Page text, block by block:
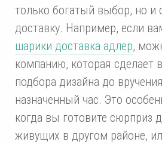
только богатый выбор, но и
доставку. Например, если
шарики доставка адлер,
компанию, которая сделает
подбора дизайна до
назначенный час. Это
когда вы готовите сюрприз
живущих в другом районе,